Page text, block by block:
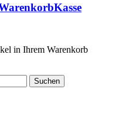
Kasse
in Ihrem Warenkorb